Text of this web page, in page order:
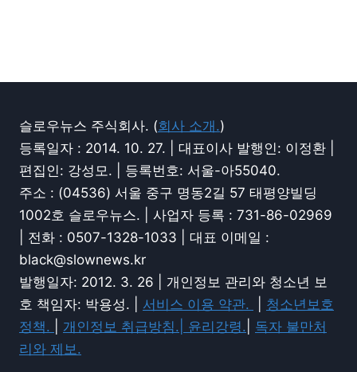
슬로우뉴스 주식회사. (회사 소개.)
등록일자 : 2014. 10. 27. | 대표이사 발행인: 이정환 |
편집인: 강성모. | 등록번호: 서울-아55040.
주소 : (04536) 서울 중구 명동2길 57 태평양빌딩
1002호 슬로우뉴스. | 사업자 등록 : 731-86-02969
| 전화 : 0507-1328-1033 | 대표 이메일 :
black@slownews.kr
발행일자: 2012. 3. 26 | 개인정보 관리와 청소년 보
호 책임자: 박용성. | 서비스 이용 약관.
청소년보호
정책.
개인정보 취급방침.| 윤리강령.
독자 불만처
리와 제보.